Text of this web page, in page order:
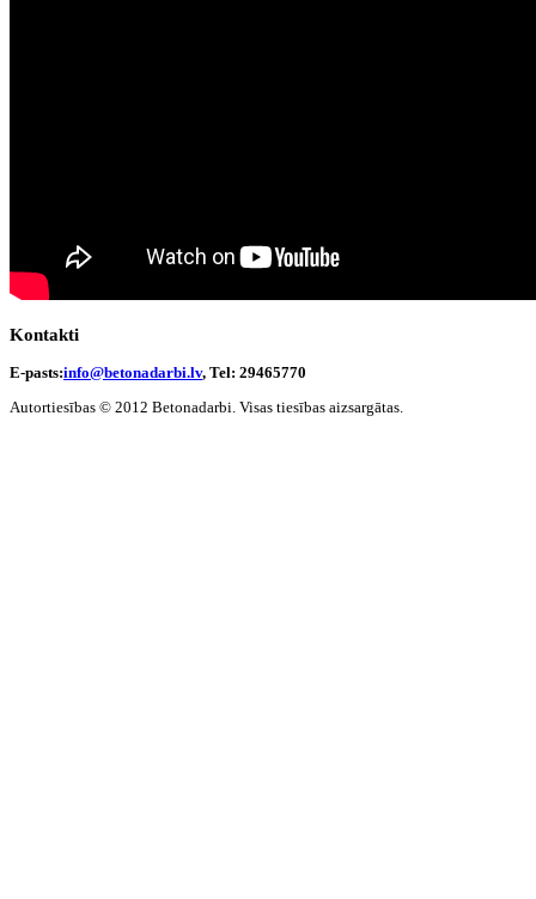
Kontakti
E-pasts:info@betonadarbi.lv, Tel: 29465770
Autortiesības © 2012 Betonadarbi. Visas tiesības aizsargātas.